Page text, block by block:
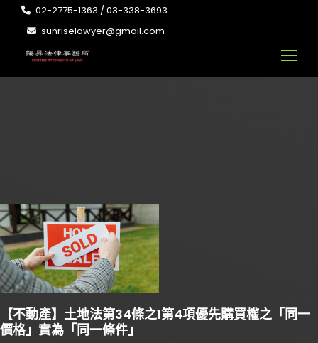
02-2775-1363 / 03-338-3693
sunriselawyer@gmail.com
【不動產】土地法第34條之1第4項優先購買權之「同一
價格」實為「同一條件」